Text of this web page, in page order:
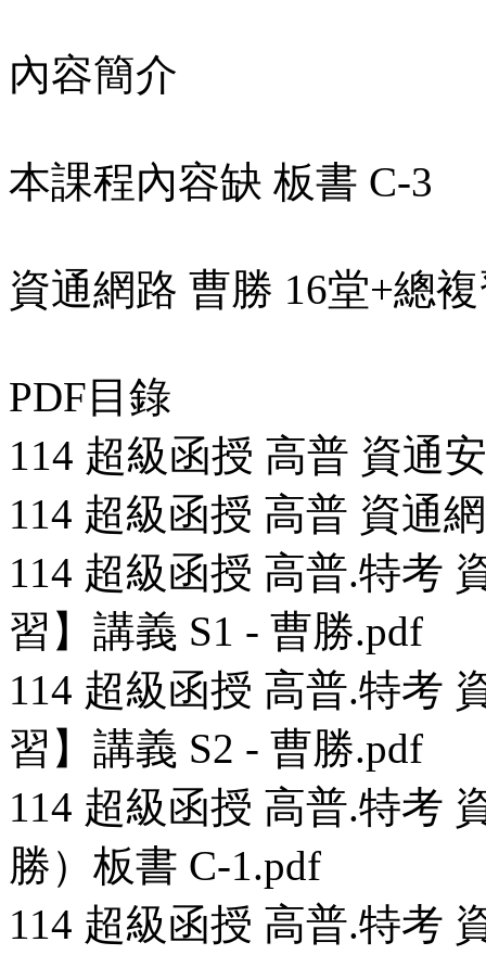
內容簡介
本課程內容缺 板書 C-3
資通網路 曹勝 16堂+總
PDF目錄
114 超級函授 高普 資通
114 超級函授 高普 資通
114 超級函授 高普.特考
習】講義 S1 - 曹勝.pdf
114 超級函授 高普.特考
習】講義 S2 - 曹勝.pdf
114 超級函授 高普.特考
勝）板書 C-1.pdf
114 超級函授 高普.特考